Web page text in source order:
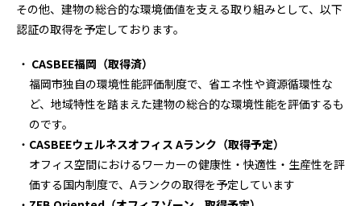
その他、建物の総合的な環境価値を支える取り組みとして、以下
認証の取得を予定しております。
CASBEE福岡（取得済）
福岡市独自の環境性能評価制度で、省エネ性や資源循環性な
ど、地域特性を踏まえた建物の総合的な環境性能を評価するも
のです。
CASBEEウェルネスオフィス Aランク（取得予定）
オフィス空間におけるワーカーの健康性・快適性・生産性を評
価する国内制度で、Aランクの取得を予定しています